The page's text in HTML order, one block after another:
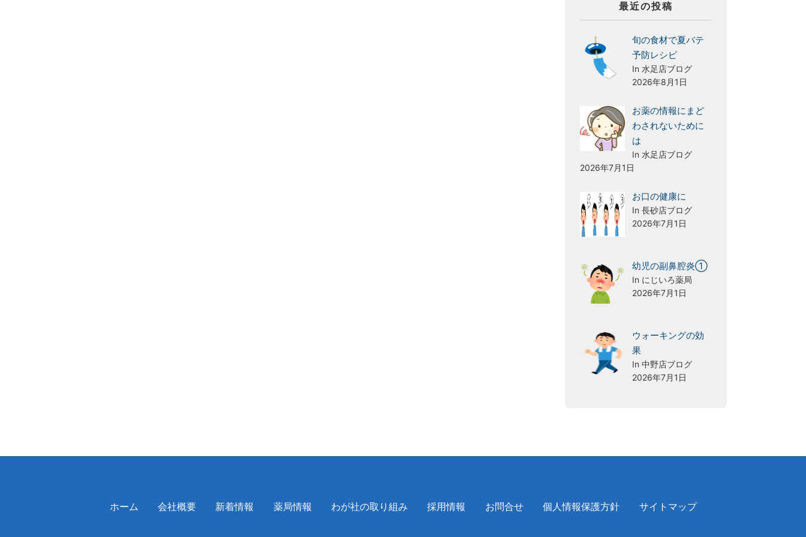
最近の投稿
旬の食材で夏バテ
予防レシピ
In 水足店ブログ
2026年8月1日
お薬の情報にまど
わされないために
は
In 水足店ブログ
2026年7月1日
お口の健康に
In 長砂店ブログ
2026年7月1日
幼児の副鼻腔炎①
In にじいろ薬局
2026年7月1日
ウォーキングの効
果
In 中野店ブログ
2026年7月1日
ホーム 会社概要 新着情報 薬局情報 わが社の取り組み 採用情報 お問合せ 個人情報保護方針 サイトマップ